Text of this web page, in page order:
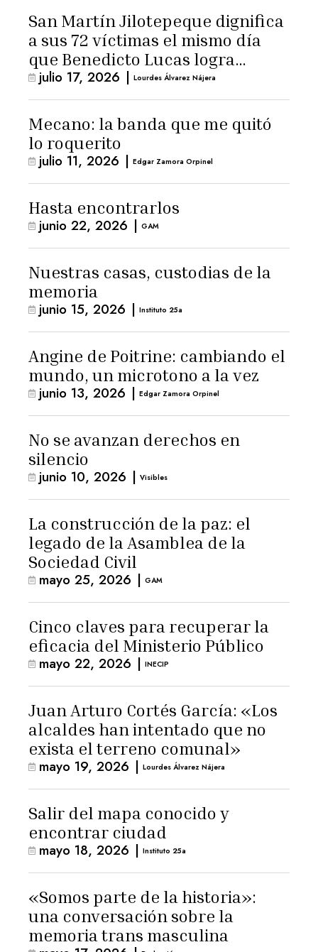
San Martín Jilotepeque dignifica
a sus 72 víctimas el mismo día
que Benedicto Lucas logra
arresto domiciliario
julio 17, 2026 | Lourdes Álvarez Nájera
Mecano: la banda que me quitó
lo roquerito
julio 11, 2026 | Edgar Zamora Orpinel
Hasta encontrarlos
junio 22, 2026 | GAM
Nuestras casas, custodias de la
memoria
junio 15, 2026 | Instituto 25a
Angine de Poitrine: cambiando el
mundo, un microtono a la vez
junio 13, 2026 | Edgar Zamora Orpinel
No se avanzan derechos en
silencio
junio 10, 2026 | Visibles
La construcción de la paz: el
legado de la Asamblea de la
Sociedad Civil
mayo 25, 2026 | GAM
Cinco claves para recuperar la
eficacia del Ministerio Público
mayo 22, 2026 | INECIP
Juan Arturo Cortés García: «Los
alcaldes han intentado que no
exista el terreno comunal»
mayo 19, 2026 | Lourdes Álvarez Nájera
Salir del mapa conocido y
encontrar ciudad
mayo 18, 2026 | Instituto 25a
«Somos parte de la historia»:
una conversación sobre la
memoria trans masculina